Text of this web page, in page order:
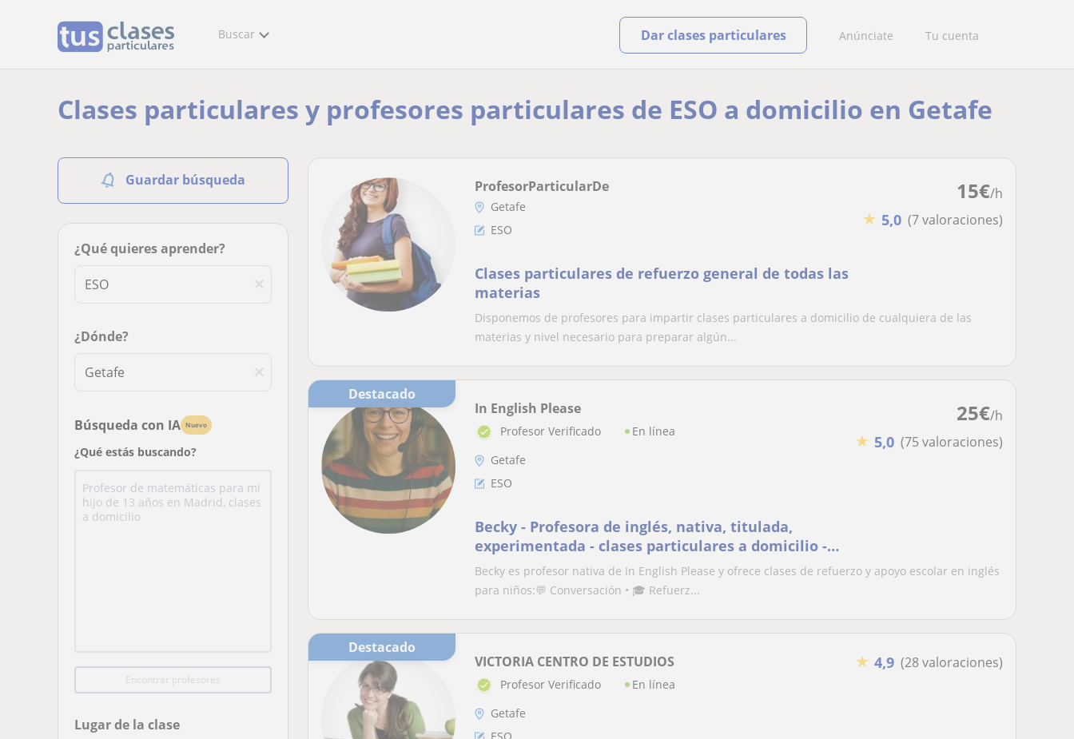
Buscar Anúnciate Tu cuenta
Dar clases particulares
Clases particulares y profesores particulares de ESO a domicilio en Getafe
Guardar búsqueda
¿Qué quieres aprender?
¿Dónde?
Búsqueda con IA Nuevo
¿Qué estás buscando?
Encontrar profesores
Lugar de la clase
15€/h
★ 5,0 (7 valoraciones)
ProfesorParticularDe
Getafe
ESO
Clases particulares de refuerzo general de todas las
materias
Disponemos de profesores para impartir clases particulares a domicilio de cualquiera de las
materias y nivel necesario para preparar algún...
Destacado
25€/h
★ 5,0 (75 valoraciones)
In English Please
Profesor Verificado
En línea
Getafe
ESO
Becky - Profesora de inglés, nativa, titulada,
experimentada - clases particulares a domicilio -
refuerzo escolar
Becky es profesor nativa de In English Please y ofrece clases de refuerzo y apoyo escolar en inglés
para niños:💬 Conversación • 🎓 Refuerz...
Destacado
★ 4,9 (28 valoraciones)
VICTORIA CENTRO DE ESTUDIOS
Profesor Verificado
En línea
Getafe